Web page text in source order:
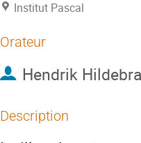
Institut Pascal
Orateur
Hendrik
Description